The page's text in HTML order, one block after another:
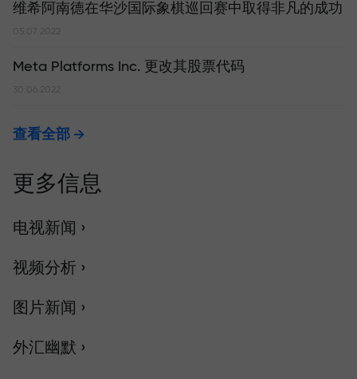
维希阿南德在华沙国际象棋巡回赛中取得非凡的成功
Meta Platforms Inc. 更改其股票代码
30.06.2022
查看全部
更多信息
电视新闻 ›
视频分析 ›
图片新闻 ›
外汇幽默 ›